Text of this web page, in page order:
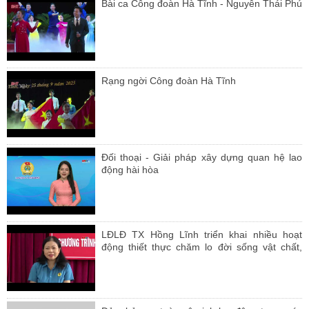
Bài ca Công đoàn Hà Tĩnh - Nguyễn Thái Phú
Rạng ngời Công đoàn Hà Tĩnh
Đối thoại - Giải pháp xây dựng quan hệ lao
động hài hòa
LĐLĐ TX Hồng Lĩnh triển khai nhiều hoạt
động thiết thực chăm lo đời sống vật chất,